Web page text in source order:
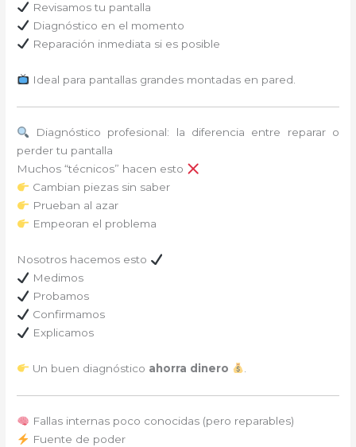
Revisamos tu pantalla
Diagnóstico en el momento
Reparación inmediata si es posible
Ideal para pantallas grandes montadas en pared.
Diagnóstico profesional: la diferencia entre reparar o
perder tu pantalla
Muchos “técnicos” hacen esto
Cambian piezas sin saber
Prueban al azar
Empeoran el problema
Nosotros hacemos esto
Medimos
Probamos
Confirmamos
Explicamos
Un buen diagnóstico ahorra dinero
Fallas internas poco conocidas (pero reparables)
Fuente de poder